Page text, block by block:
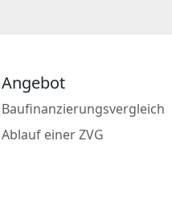
Angebot
Baufinanzierungsvergleich
Ablauf einer ZVG